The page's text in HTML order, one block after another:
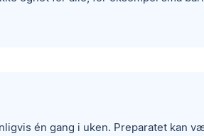
én gang i uken. Preparatet kan